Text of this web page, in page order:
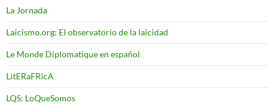
La Jornada
Laicismo.org: El observatorio de la laicidad
Le Monde Diplomatique en español
LitERaFRicA
LQS: LoQueSomos